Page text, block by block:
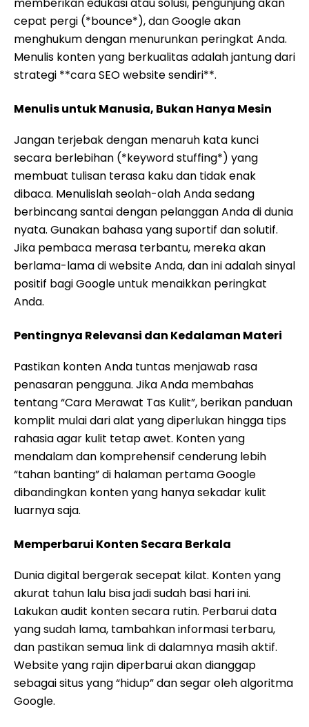
cepat pergi (*bounce*), dan Google akan
menghukum dengan menurunkan peringkat Anda.
Menulis konten yang berkualitas adalah jantung dari
strategi **cara SEO website sendiri**.
Menulis untuk Manusia, Bukan Hanya Mesin
Jangan terjebak dengan menaruh kata kunci
secara berlebihan (*keyword stuffing*) yang
membuat tulisan terasa kaku dan tidak enak
dibaca. Menulislah seolah-olah Anda sedang
berbincang santai dengan pelanggan Anda di dunia
nyata. Gunakan bahasa yang suportif dan solutif.
Jika pembaca merasa terbantu, mereka akan
berlama-lama di website Anda, dan ini adalah sinyal
positif bagi Google untuk menaikkan peringkat
Anda.
Pentingnya Relevansi dan Kedalaman Materi
Pastikan konten Anda tuntas menjawab rasa
penasaran pengguna. Jika Anda membahas
tentang “Cara Merawat Tas Kulit”, berikan panduan
komplit mulai dari alat yang diperlukan hingga tips
rahasia agar kulit tetap awet. Konten yang
mendalam dan komprehensif cenderung lebih
“tahan banting” di halaman pertama Google
dibandingkan konten yang hanya sekadar kulit
luarnya saja.
Memperbarui Konten Secara Berkala
Dunia digital bergerak secepat kilat. Konten yang
akurat tahun lalu bisa jadi sudah basi hari ini.
Lakukan audit konten secara rutin. Perbarui data
yang sudah lama, tambahkan informasi terbaru,
dan pastikan semua link di dalamnya masih aktif.
Website yang rajin diperbarui akan dianggap
sebagai situs yang “hidup” dan segar oleh algoritma
Google.